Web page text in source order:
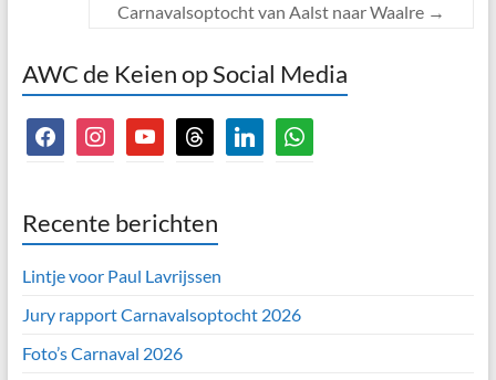
Carnavalsoptocht van Aalst naar Waalre →
AWC de Keien op Social Media
facebookinstagramyoutubethreads linkedinwhatsapp
Recente berichten
Lintje voor Paul Lavrijssen
Jury rapport Carnavalsoptocht 2026
Foto’s Carnaval 2026